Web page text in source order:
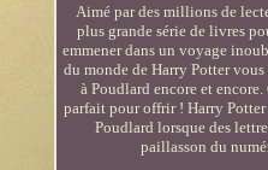
Aimé par des millions de
plus grande série de livres
emmener dans un voyage
du monde de Harry Potter
à Poudlard encore et
parfait pour offrir ! Harry Potter
Poudlard lorsque des
paillasson du